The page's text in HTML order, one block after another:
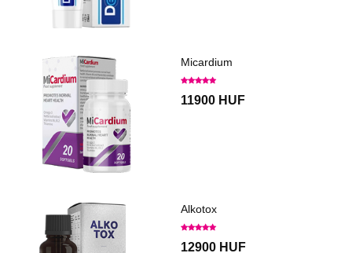
Micardium
11900 HUF
Alkotox
12900 HUF